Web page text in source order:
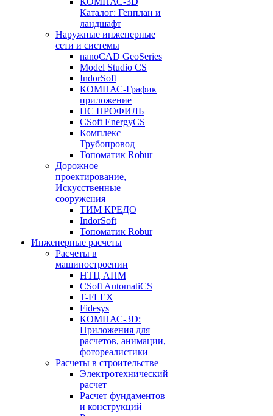
Каталог: Генплан и
ландшафт
Наружные инженерные
сети и системы
nanoCAD GeoSeries
Model Studio CS
IndorSoft
КОМПАС-График
приложение
ПС ПРОФИЛЬ
CSoft EnergyCS
Комплекс
Трубопровод
Топоматик Robur
Дорожное
проектирование,
Искусственные
сооружения
ТИМ КРЕДО
IndorSoft
Топоматик Robur
Инженерные расчеты
Расчеты в
машиностроении
НТЦ АПМ
CSoft AutomatiCS
T-FLEX
Fidesys
КОМПАС-3D:
Приложения для
расчетов, анимации,
фотореалистики
Расчеты в строительстве
Электротехнический
расчет
Расчет фундаментов
и конструкций